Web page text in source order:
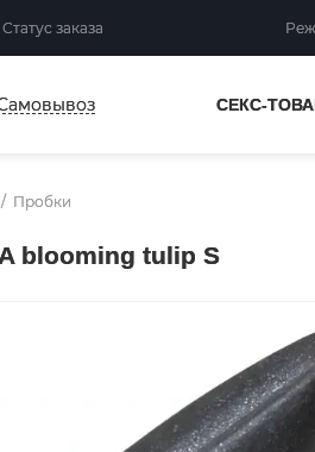
Статус заказа
СЕКС-
Пробки
blooming tulip S